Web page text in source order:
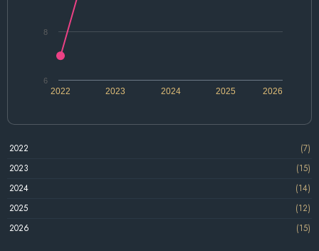
2025
2022 2023 2024 2026
6
8
2022
(7)
2023
(15)
2024
(14)
2025
(12)
2026
(15)